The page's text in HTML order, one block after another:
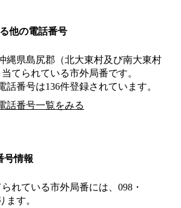
他の電話番号
縄県島尻郡（北大東村及び南大東村
てられている市外局番です。
話番号は136件登録されています。
話番号一覧をみる
号情報
れている市外局番には、098・
ます。